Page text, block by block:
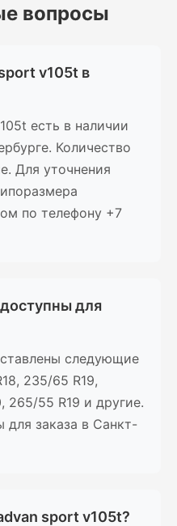
вопросы
v105t в
есть в наличии
Количество
Для уточнения
по телефону +7
для
следующие
235/65 R19,
265/55 R19 и другие.
для заказа в Санкт-
sport v105t?